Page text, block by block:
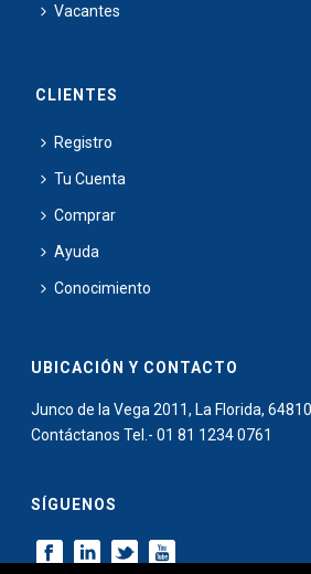
Vacantes
CLIENTES
Registro
Tu Cuenta
Comprar
Ayuda
Conocimiento
UBICACIÓN Y CONTACTO
Junco de la Vega 2011, La Florida,
Contáctanos Tel.- 01 81 1234 0761
SÍGUENOS